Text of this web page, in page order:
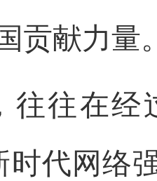
贡献力量
往往在经
时代网络